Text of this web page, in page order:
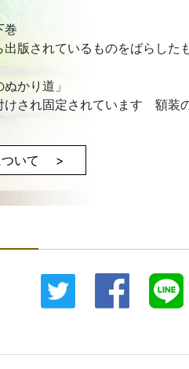
版されているものをばらした
ぬかり道」
され固定されています 額装
ついて >